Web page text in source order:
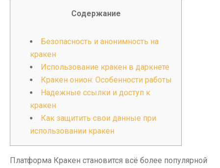
Содержание
Безопасность и анонимность на
кракен
Использование кракен в даркнете
Кракен онион: Особенности работы
Надежные ссылки и доступ к
кракен
Как защитить свои данные при
использовании кракен
Платформа Кракен становится всё более популярной